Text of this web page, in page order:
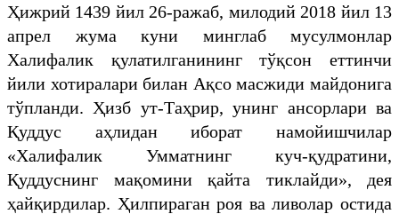
Ҳижрий 1439 йил 26-ражаб, милодий 2018 йил 13
апрел жума куни минглаб мусулмонлар
Халифалик қулатилганининг тўқсон еттинчи
йили хотиралари билан Ақсо масжиди майдонига
тўпланди. Ҳизб ут-Таҳрир, унинг ансорлари ва
Қуддус аҳлидан иборат намойишчилар
«Халифалик Умматнинг куч-қудратини,
Қуддуснинг мақомини қайта тиклайди», дея
ҳайқирдилар. Ҳилпираган роя ва ливолар остида